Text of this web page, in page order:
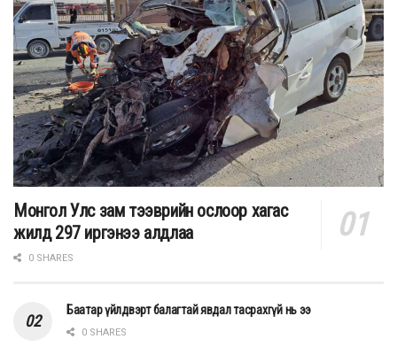
Монгол Улс зам тээврийн ослоор хагас
жилд 297 иргэнээ алдлаа
0 SHARES
Баатар үйлдвэрт балагтай явдал тасрахгүй нь ээ
0 SHARES